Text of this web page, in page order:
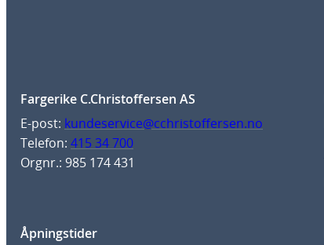
Fargerike C.Christoffersen AS
E-post: kundeservice@cchristoffersen.no
Telefon: 415 34 700
Orgnr.: 985 174 431
Åpningstider